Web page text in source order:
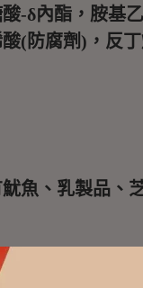
-δ內酯，胺基
(防腐劑)，反
魚、乳製品、